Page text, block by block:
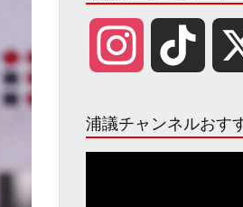
s k
浦議チャンネルおす